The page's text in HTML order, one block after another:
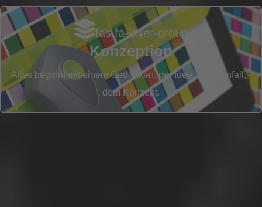
fas fa-layer-group
Konzeption
Alles beginnt mit einem Gedanken, der Idee, dem Einfall, -
dem Konzept.